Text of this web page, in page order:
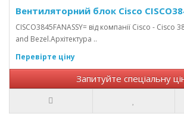
Вентиляторний блок Cisco
CISCO3845FANASSY= від компанії Cisco - Cisco
and Bezel.Архітектура ..
Перевірте ціну
Запитуйте спеціальну